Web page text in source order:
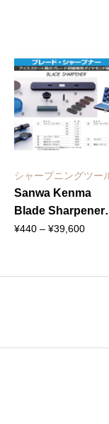
シャープニングツー
Sanwa Kenma
Blade Sharpener
Parts 三和研磨ブレ
¥440 – ¥39,600
価